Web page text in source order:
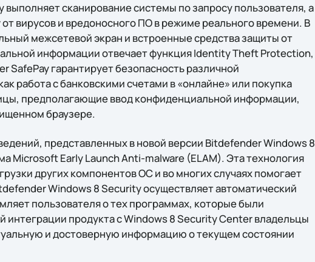
сканирование системы по запросу пользователя, а
вирусов и вредоносного ПО в режиме реального времени. В
межсетевой экран и встроенные средства защиты от
информации отвечает функция Identity Theft Protection,
SafePay гарантирует безопасность различной
работа с банковскими счетами в «онлайне» или покупка
предполагающие ввод конфиденциальной информации,
браузере.
представленных в новой версии Bitdefender Windows 8
Microsoft Early Launch Anti-malware (ELAM). Эта технология
других компонентов ОС и во многих случаях помогает
Windows 8 Security осуществляет автоматический
пользователя о тех программах, которые были
продукта с Windows 8 Security Center владельцы
и достоверную информацию о текущем состоянии